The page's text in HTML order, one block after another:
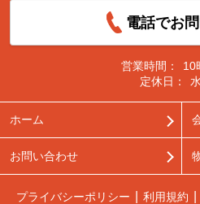
電話でお
営業時間：
10
定休日：
ホーム
お問い合わせ
プライバシーポリシー 利用規約